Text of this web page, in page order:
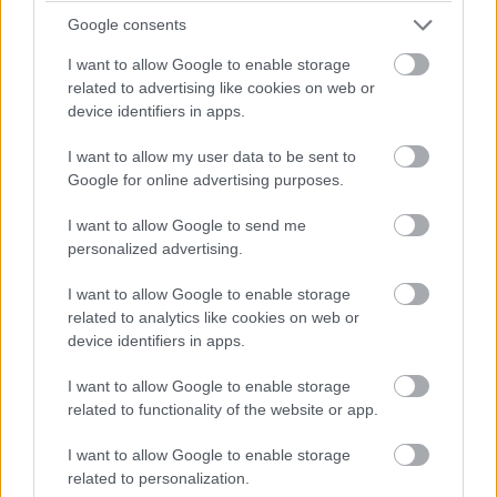
Google consents
I want to allow Google to enable storage
related to advertising like cookies on web or
device identifiers in apps.
I want to allow my user data to be sent to
Google for online advertising purposes.
I want to allow Google to send me
personalized advertising.
I want to allow Google to enable storage
related to analytics like cookies on web or
device identifiers in apps.
I want to allow Google to enable storage
related to functionality of the website or app.
I want to allow Google to enable storage
related to personalization.
Propaganda és szabályozás
mint a Microsoft. Tavaly első ízben fordult elő, hogy a
Zero-Day Initiative (ZDI) kezdeményezés jóvoltából több
Adobe termékben felfedezett nulladik napi
sérülékenység vált ismertté (135 darab), mint ahányat a
Microsoft szoftvereiben találtak (75-öt). Nem zárt jó
évet ebben az értelemben az Apple sem, 2016-ban a
platform 50 sérülékenységéről hullott le a lepel, kétszer
Közrejátszott ebben, hogy az utóbbi években sok
felhasználó választott más platformon futó
Microsoft is nagyot lépett előre a sérülékenységek
kezelése és általában az IT-biztonság terén. A helyzet
idén sem változik, ezért a Trend Micro azt tanácsolja a
felhasználóknak, védjék eszközeiket olyan biztonsági